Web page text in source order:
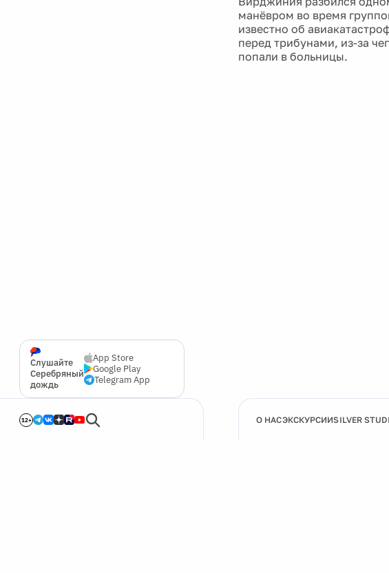
Слушайте
Серебряный
дождь
App Store
Google Play
Telegram App
12+
манёвром во время
известно об
перед трибунами, из-за
попали в больницы.
О НАСЭКСКУРСИИSILVER